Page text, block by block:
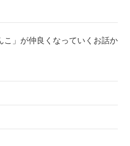
こ」が仲良くなっていくお話か